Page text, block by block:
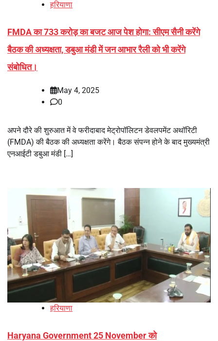
हरियाणा
FMDA का 733 करोड़ का बजट आज पेश होगा: सीएम सैनी करेंगे
बैठक की अध्यक्षता, डबुआ मंडी में जन आभार रैली को भी करेंगे
संबोधित।
May 4, 2025
0
अपने दौरे की शुरुआत में वे फरीदाबाद मेट्रोपॉलिटन डेवलपमेंट अथॉरिटी
(FMDA) की बैठक की अध्यक्षता करेंगे। बैठक संपन्न होने के बाद मुख्यमंत्री
एनआईटी डबुआ मंडी […]
हरियाणा
Haryana Government 25 November को